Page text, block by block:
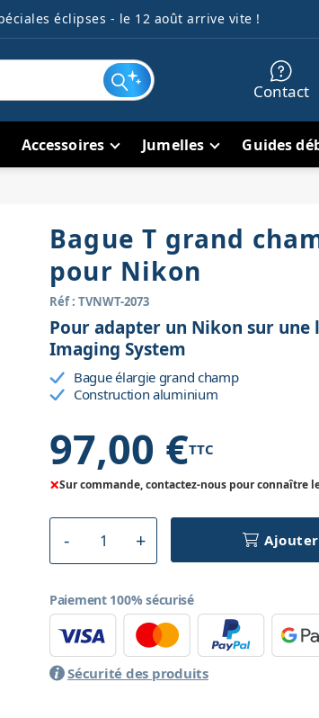
éclipses - le 12 août arrive vite !
Contact
Accessoires Jumelles Guides
Bague T grand
pour Nikon
Réf : TVNWT-2073
Pour adapter un Nikon sur une
Imaging System
Bague élargie grand champ
Construction aluminium
97,00 €TTC
×Sur commande, contactez-nous pour connaître
Paiement 100% sécurisé
Sécurité des produits